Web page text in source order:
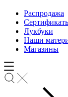
Распродажа
Лукбуки
Наши
Магазины